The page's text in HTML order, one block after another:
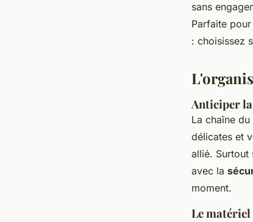
sans
Parfaite
: choisissez
Anticiper
La chaîne
délicates et
allié. Surtout
avec la
moment.
Le